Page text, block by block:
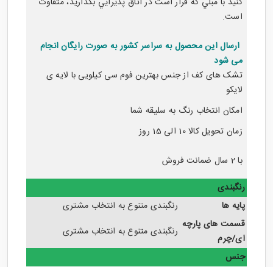
است.
ارسال این محصول به سراسر کشور به صورت رایگان انجام
می شود
تشک های کف از جنس بهترین فوم سی کیلویی با لایه ی
لایکو
امکان انتخاب رنگ به سلیقه شما
زمان تحویل کالا 10 الی 15 روز
با 2 سال ضمانت فروش
رنگبندی
پایه ها
رنگبندی متنوع به انتخاب مشتری
قسمت های پارچه
ای/چرم
رنگبندی متنوع به انتخاب مشتری
جنس